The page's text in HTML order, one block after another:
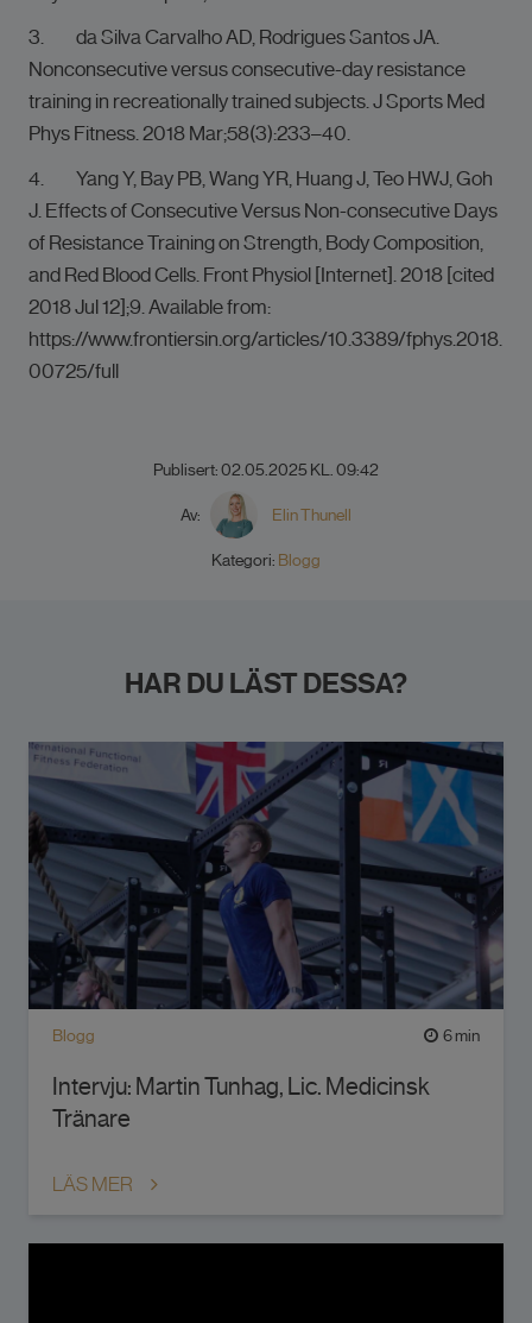
3. da Silva Carvalho AD, Rodrigues Santos JA.
Nonconsecutive versus consecutive-day resistance
training in recreationally trained subjects. J Sports Med
Phys Fitness. 2018 Mar;58(3):233–40.
4. Yang Y, Bay PB, Wang YR, Huang J, Teo HWJ, Goh
J. Effects of Consecutive Versus Non-consecutive Days
of Resistance Training on Strength, Body Composition,
and Red Blood Cells. Front Physiol [Internet]. 2018 [cited
2018 Jul 12];9. Available from:
https://www.frontiersin.org/articles/10.3389/fphys.2018.
00725/full
Publisert: 02.05.2025 KL. 09:42
Av: Elin Thunell
Kategori: Blogg
HAR DU LÄST DESSA?
Blogg 6 min
Intervju: Martin Tunhag, Lic. Medicinsk
Tränare
LÄS MER